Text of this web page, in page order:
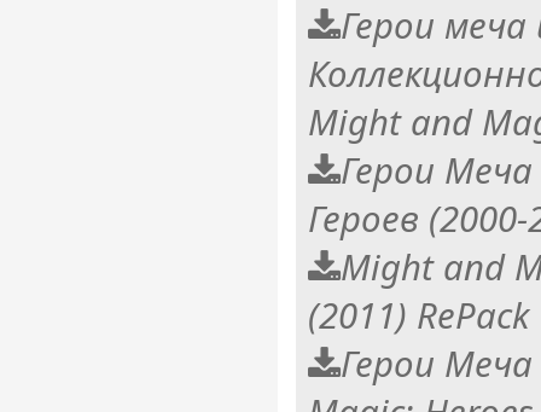
Герои
Might and
Герои
Героев (2000-
Might and
(2011)
Герои